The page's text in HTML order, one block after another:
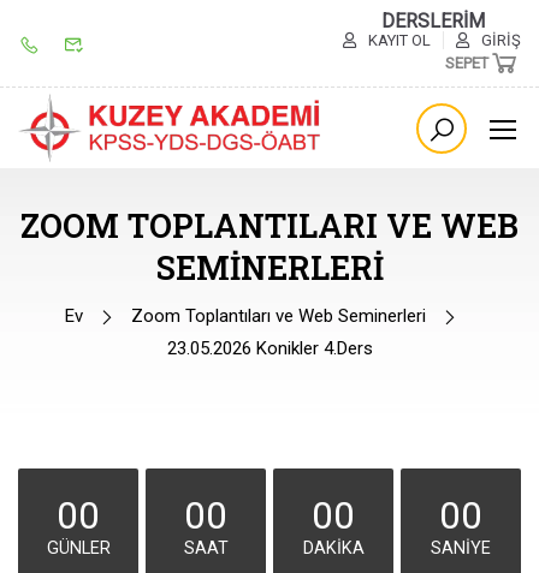
DERSLERİM
KAYIT OL
GIRIŞ
SEPET
ZOOM TOPLANTILARI VE WEB
SEMINERLERI
Ev
Zoom Toplantıları ve Web Seminerleri
23.05.2026 Konikler 4.Ders
00
GÜNLER
00
SAAT
00
DAKIKA
00
SANIYE